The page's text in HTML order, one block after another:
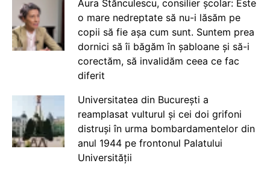
Aura Stănculescu, consilier școlar: Este
o mare nedreptate să nu-i lăsăm pe
copii să fie așa cum sunt. Suntem prea
dornici să îi băgăm în șabloane și să-i
corectăm, să invalidăm ceea ce fac
diferit
Universitatea din București a
reamplasat vulturul și cei doi grifoni
distruși în urma bombardamentelor din
anul 1944 pe frontonul Palatului
Universității